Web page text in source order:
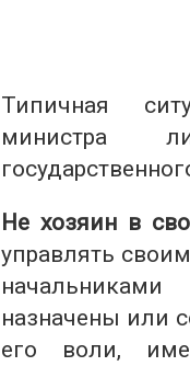
Типичная
министра
Не хозяин в
управлять
назначены или
его воли,